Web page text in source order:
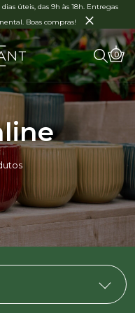
úteis, das 9h às 18h. Entregas
Boas compras!
×
0